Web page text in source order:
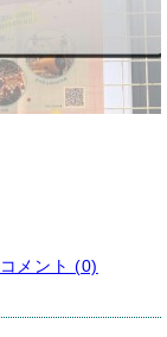
コメント (0)